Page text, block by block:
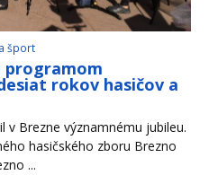
šport
programom
rokov hasičov a
v Brezne významnému jubileu.
hasičského zboru Brezno
...